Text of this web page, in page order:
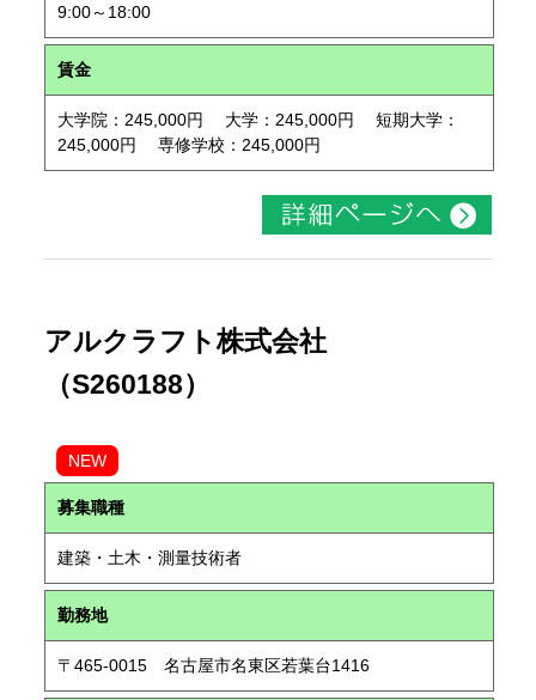
9:00～18:00
賃金
大学院：245,000円 大学：245,000円 短期大学：
245,000円 専修学校：245,000円
アルクラフト株式会社
（S260188）
NEW
募集職種
建築・土木・測量技術者
勤務地
〒465-0015 名古屋市名東区若葉台1416